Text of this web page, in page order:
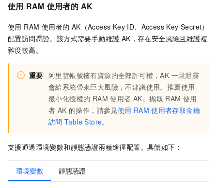
使用 RAM 使用者的 AK
使用 RAM 使用者的 AK（Access Key ID、Access Key Secret）
配置訪問憑證。該方式需要手動維護 AK，存在安全風險且維護複
雜度較高。
重要 阿里雲帳號擁有資源的全部許可權，AK 一旦泄露
會給系統帶來巨大風險，不建議使用。推薦使用
最小化授權的 RAM 使用者 AK。擷取 RAM 使用
者 AK 的操作，請參見 使用 RAM 使用者存取金鑰
訪問 Table Store。
支援通過環境變數和靜態憑證兩種途徑配置。具體如下：
環境變數 靜態憑證